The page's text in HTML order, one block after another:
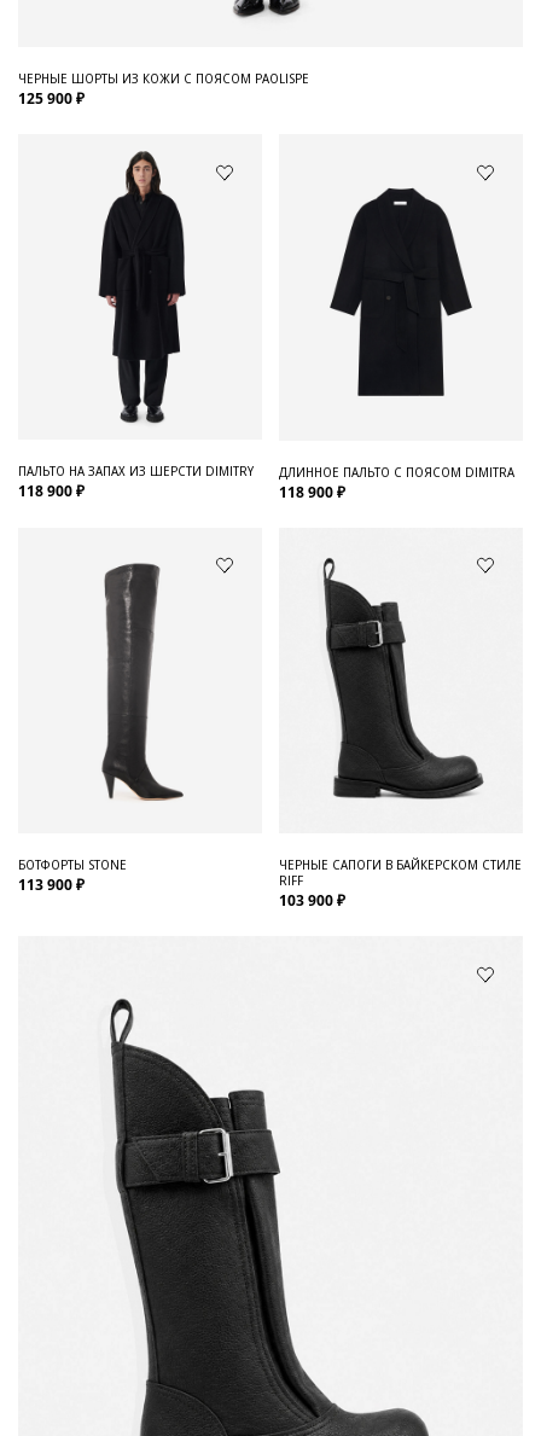
ЧЕРНЫЕ ШОРТЫ ИЗ КОЖИ С ПОЯСОМ PAOLISPE
125 900 ₽
ПАЛЬТО НА ЗАПАХ ИЗ ШЕРСТИ DIMITRY
118 900 ₽
ДЛИННОЕ ПАЛЬТО С ПОЯСОМ DIMITRA
118 900 ₽
БОТФОРТЫ STONE
113 900 ₽
ЧЕРНЫЕ САПОГИ В БАЙКЕРСКОМ СТИЛЕ
RIFF
103 900 ₽